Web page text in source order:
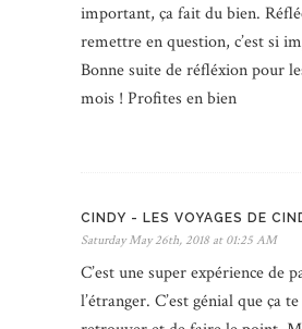
important, ça fait du bien.
remettre en question, c’est si
Bonne suite de réfléxion pour
mois ! Profites en bien
CINDY - LES VOYAGES DE
Saturday May 26th, 2018 at 01:25 AM
C’est une super expérience de
l’étranger. C’est génial que ça